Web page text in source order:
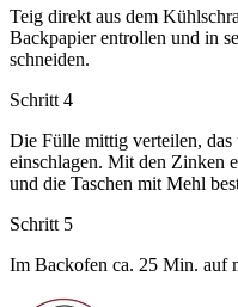
Teig direkt aus dem
Backpapier entrollen und in
schneiden.
Schritt 4
Die Fülle mittig verteilen,
einschlagen. Mit den Zinken
und die Taschen mit Mehl
Schritt 5
Im Backofen ca. 25 Min. auf